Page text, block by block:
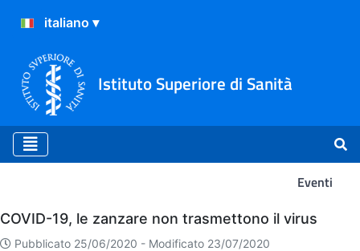
Istituto Superiore di Sanità
Eventi
Eventi
COVID-19, le zanzare non trasmettono il virus
Pubblicato 25/06/2020 - Modificato 23/07/2020